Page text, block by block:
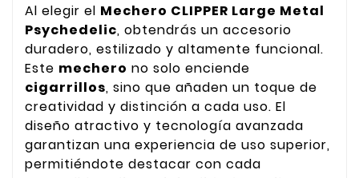
Al elegir el Mechero CLIPPER Large Metal
Psychedelic, obtendrás un accesorio
duradero, estilizado y altamente funcional.
Este mechero no solo enciende
cigarrillos, sino que añaden un toque de
creatividad y distinción a cada uso. El
diseño atractivo y tecnología avanzada
garantizan una experiencia de uso superior,
permitiéndote destacar con cada